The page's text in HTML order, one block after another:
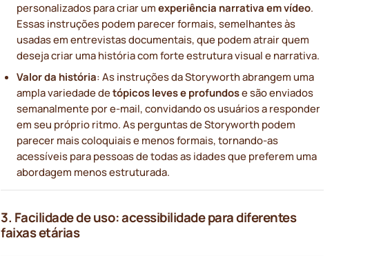
personalizados para criar um experiência narrativa em vídeo.
Essas instruções podem parecer formais, semelhantes às
usadas em entrevistas documentais, que podem atrair quem
deseja criar uma história com forte estrutura visual e narrativa.
Valor da história: As instruções da Storyworth abrangem uma
ampla variedade detópicos leves e profundose são enviados
semanalmente por e-mail, convidando os usuários a responder
em seu próprio ritmo. As perguntas de Storyworth podem
parecer mais coloquiais e menos formais, tornando-as
acessíveis para pessoas de todas as idades que preferem uma
abordagem menos estruturada.
3. Facilidade de uso: acessibilidade para diferentes
faixas etárias